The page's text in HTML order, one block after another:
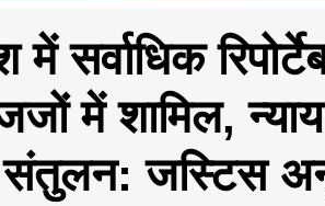
सर्वाधिक
में शामिल,
संतुलन: जस्टिस